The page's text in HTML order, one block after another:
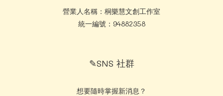
營業人名稱：桐樂慧文創工作室
統一編號：94882358
✎SNS 社群
想要隨時掌握新消息？